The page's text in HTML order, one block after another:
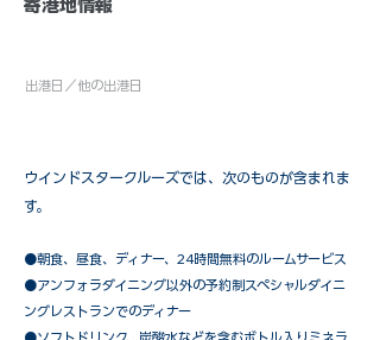
​寄港地情報
出港日／他の出港日
ウインドスタークルーズでは、次のものが含まれま
す。
●朝食、昼食、ディナー、24時間無料のルームサービス
​●アンフォラダイニング以外の予約制スペシャルダイニ
ングレストランでのディナー
●ソフトドリンク、炭酸水などを含むボトル入りミネラ